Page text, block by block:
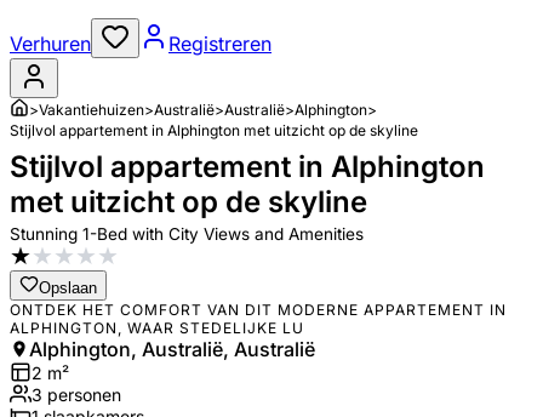
Verhuren Registreren
>Vakantiehuizen>Australië>Australië>Alphington>
Stijlvol appartement in Alphington met uitzicht op de skyline
Stijlvol appartement in Alphington
met uitzicht op de skyline
Stunning 1-Bed with City Views and Amenities
★★★★★
Opslaan
ONTDEK HET COMFORT VAN DIT MODERNE APPARTEMENT IN
ALPHINGTON, WAAR STEDELIJKE LU
Alphington, Australië, Australië
2 m²
3 personen